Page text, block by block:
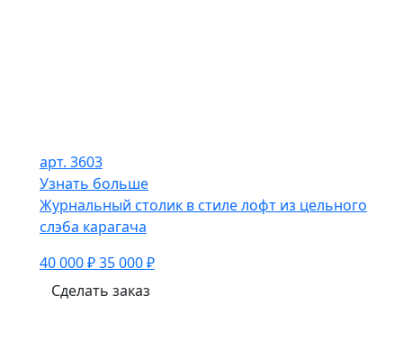
арт. 3603
Узнать больше
Журнальный столик в стиле лофт из цельного
слэба карагача
40 000 ₽35 000 ₽
Сделать заказ